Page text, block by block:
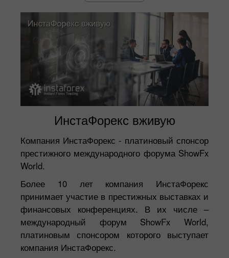
ИнстаФорекс вживую
Компания ИнстаФорекс - платиновый спонсор
престижного международного форума ShowFx
World.
Более 10 лет компания ИнстаФорекс
принимает участие в престижных выставках и
финансовых конференциях. В их числе –
международный форум ShowFx World,
платиновым спонсором которого выступает
компания ИнстаФорекс.